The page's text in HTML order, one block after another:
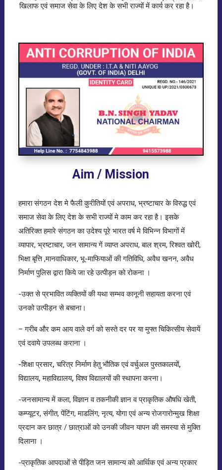
खिलाफ एवं समाज सेवा के लिए देश के सभी राज्यों में कार्य कर रहा है।
Aim / Mission
हमारा संगठन देश मे फैली कुरीतियों एवं अपराध, भ्रष्टाचार के विरुद्ध एवं
समाज सेवा के लिए देश के सभी राज्यों मे काम कर रहा है। इसके
अतिरिक्त हमारे संगठन का उदेश्य पूरे भारत वर्ष मे विभिन्न विभागों में
व्यापार, भ्रष्टाचार, जन सामान्य गें व्याप्त अपराध, बाल श्रम, रिश्वत खोरी,
भिक्षा बृत्ति ,मानवाधिकार, भू-माफियाओं की गतिविधि, अवैध खनन, अवैध
निर्माण पुलिस द्वारा किये जा रहे उत्पीड़न को रोकना ।
-उक्त से प्रभावित व्यक्तियों की यथा सम्भव कानूनी सहायता करना एवं
उनको उत्पीड़न से बचाना।
– गरीब और कम आय वाले वर्ग को सस्ते दर पर या मुफ्त चिकित्सीय सेवायें
एवं दवाये उपलब्ध कराना ।
-शिक्षा प्रसार, चरित्र निर्माण हेतु भौतिक एवं वर्चुअल पुस्तकालयों,
विद्यालय, महाविद्यालय, विश्व विद्यालयों की स्थापना करना।
-जनसामान्य में कला, विज्ञान व तकनीकी ज्ञान व प्राकृतिक औषधि खेती,
कम्प्यूटर, संगीत, पेंटिंग, माडलिंग, नृत्य, योगा एवं अन्य रोजगारोन्मुख शिक्षा
प्रदान कर छात्र / छात्राओं को उनकी जीवन यापन की समस्या से मुक्ति
दिलाना ।
-प्राकृतिक आपदाओं से पीड़ित जन सामान्य को आर्थिक एवं अन्य प्रकार